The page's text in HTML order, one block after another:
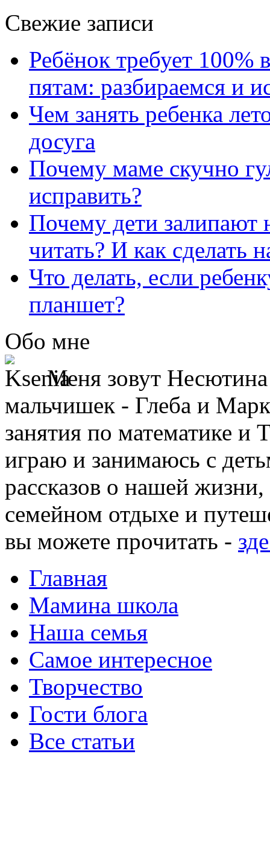
Свежие записи
Ребёнок требует 100%
пятам: разбираемся и
Чем занять ребенка
досуга
Почему маме скучно
исправить?
Почему дети залипают
читать? И как сделать
Что делать, если
планшет?
Обо мне
Меня зовут
мальчишек - Глеба и
занятия по математике
играю и занимаюсь с
рассказов о нашей
семейном отдыхе и
вы можете прочитать -
Главная
Мамина школа
Наша семья
Самое интересное
Творчество
Гости блога
Все статьи